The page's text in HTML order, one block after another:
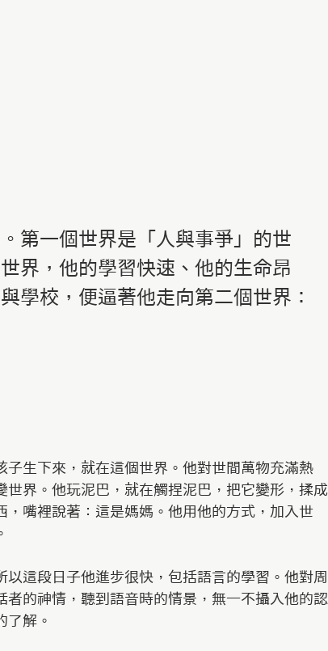
第一個世界是「人與事爭」的世
界，他的學習快速、他的生命昂
學校，便逼著他走向第二個世界：
生下來，就在這個世界。他對世間萬物充滿熱
界。他玩泥巴，就在觸捏泥巴，把它變形，揉成
嘴裡說著：這是媽媽。他用他的方式，加入世
這段日子他進步很快，包括語言的學習。他對周
的神情，聽到語音時的情景，無一不攝入他的認
了解。